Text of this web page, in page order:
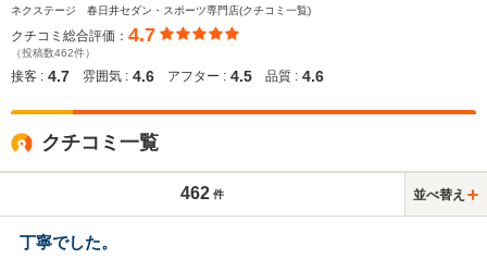
ネクステージ 春日井セダン・スポーツ専門店(クチコミ一覧)
クチコミ総合評価： 4.7
（投稿数462件）
接客 : 4.7 雰囲気 : 4.6 アフター : 4.5 品質 : 4.6
クチコミ一覧
462 件 並べ替え
丁寧でした。